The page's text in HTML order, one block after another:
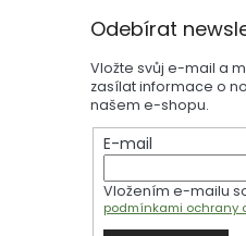
Odebírat
Vložte svůj e-mail a
zasílat informace o
našem e-shopu.
E-mail
Vložením e-mailu
podmínkami ochrany